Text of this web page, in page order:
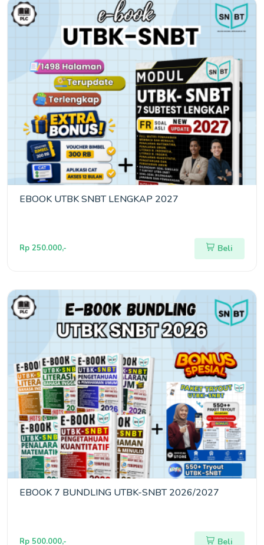
EBOOK UTBK SNBT LENGKAP 2027
Rp 250.000,- Beli
EBOOK 7 BUNDLING UTBK-SNBT 2026/2027
Rp 500.000,- Beli